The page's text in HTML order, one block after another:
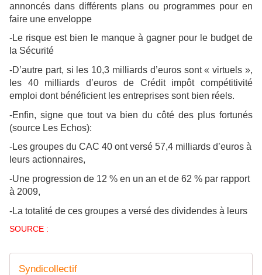
annoncés dans différents plans ou programmes pour en
faire une enveloppe
-Le risque est bien le manque à gagner pour le budget de
la Sécurité
-D’autre part, si les 10,3 milliards d’euros sont « virtuels »,
les 40 milliards d’euros de Crédit impôt compétitivité
emploi dont bénéficient les entreprises sont bien réels.
-Enfin, signe que tout va bien du côté des plus fortunés
(source Les Echos):
-Les groupes du CAC 40 ont versé 57,4 milliards d’euros à
leurs actionnaires,
-Une progression de 12 % en un an et de 62 % par rapport
à 2009,
-La totalité de ces groupes a versé des dividendes à leurs
SOURCE :
Syndicollectif